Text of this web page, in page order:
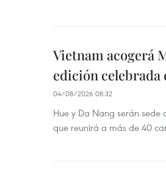
Vietnam acogerá
edición celebrada
04/08/2026 08:32
Hue y Da Nang serán
que reunirá a más de 40